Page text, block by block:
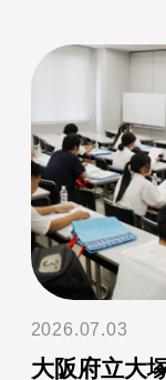
2026.07.03
大阪府立大